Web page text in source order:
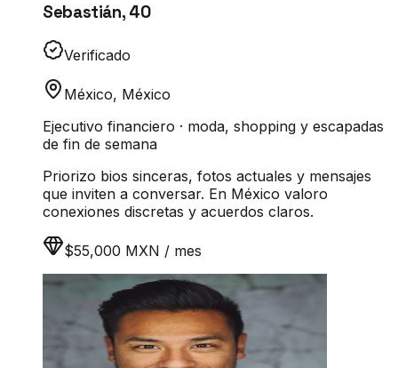
Sebastián, 40
Verificado
México, México
Ejecutivo financiero · moda, shopping y escapadas
de fin de semana
Priorizo bios sinceras, fotos actuales y mensajes
que inviten a conversar. En México valoro
conexiones discretas y acuerdos claros.
$55,000 MXN / mes